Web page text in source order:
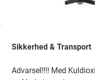
Sikkerhed & Transport
Advarsel!!!! Med